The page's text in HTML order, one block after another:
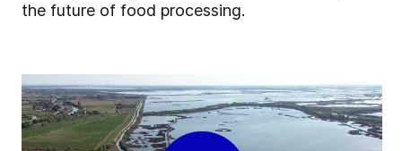
the future of food processing.